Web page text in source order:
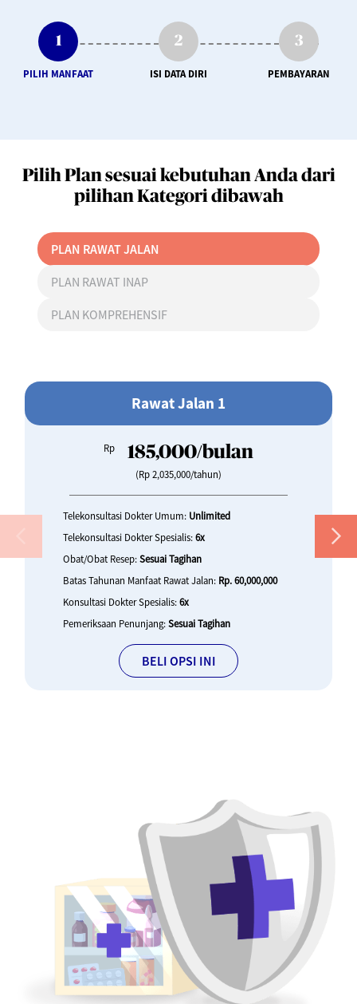
PILIH MANFAAT ISI DATA DIRI PEMBAYARAN
Pilih Plan sesuai kebutuhan Anda dari
pilihan Kategori dibawah
PLAN RAWAT JALAN
PLAN RAWAT INAP
PLAN KOMPREHENSIF
Rawat Jalan 1
Rp 185,000/bulan
(Rp 2,035,000/tahun)
Telekonsultasi Dokter Umum: Unlimited
Telekonsultasi Dokter Spesialis:6x
Obat/Obat Resep:Sesuai Tagihan
Batas Tahunan Manfaat Rawat Jalan: Rp. 60,000,000
Konsultasi Dokter Spesialis:6x
Pemeriksaan Penunjang:Sesuai Tagihan
BELI OPSI INI